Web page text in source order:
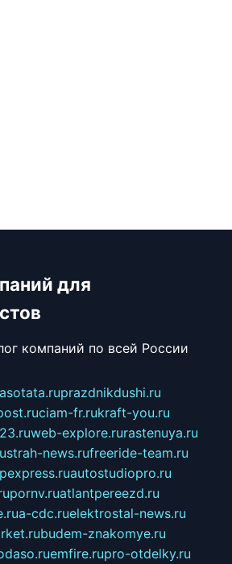
для
компаний по всей России
prazdnikdushi.ru
ciam-fr.rukraft-you.ru
web-explore.rurastenuya.ru
strah-news.rufreeride-team.ru
autostudiopro.ru
pornv.ruatlantpereezd.ru
a-cdc.ruelektrostal-news.ru
budem-znakomye.ru
emfire.rupro-otdelky.ru